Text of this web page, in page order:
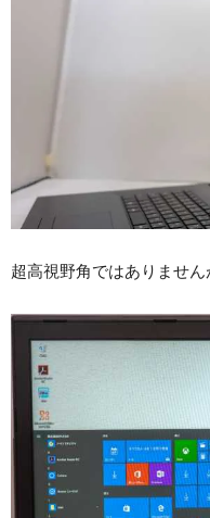
超高視野角ではありません